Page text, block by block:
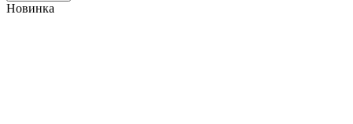
Новинка